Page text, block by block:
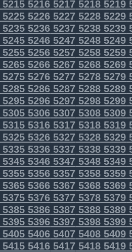
5215 5216 5217 5218 5219
5225 5226 5227 5228 5229
5235 5236 5237 5238 5239
5245 5246 5247 5248 5249
5255 5256 5257 5258 5259
5265 5266 5267 5268 5269
5275 5276 5277 5278 5279
5285 5286 5287 5288 5289
5295 5296 5297 5298 5299
5305 5306 5307 5308 5309
5315 5316 5317 5318 5319
5325 5326 5327 5328 5329
5335 5336 5337 5338 5339
5345 5346 5347 5348 5349
5355 5356 5357 5358 5359
5365 5366 5367 5368 5369
5375 5376 5377 5378 5379
5385 5386 5387 5388 5389
5395 5396 5397 5398 5399
5405 5406 5407 5408 5409
5415 5416 5417 5418 5419